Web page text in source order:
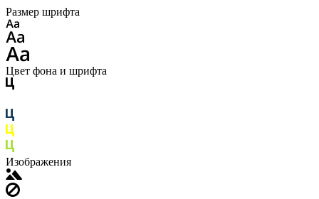
Размер шрифта
Цвет фона и шрифта
Изображения